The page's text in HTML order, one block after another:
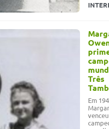
Três
Em